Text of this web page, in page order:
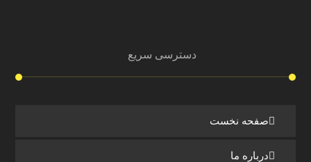
دسترسی سریع
صفحه نخست
درباره ما